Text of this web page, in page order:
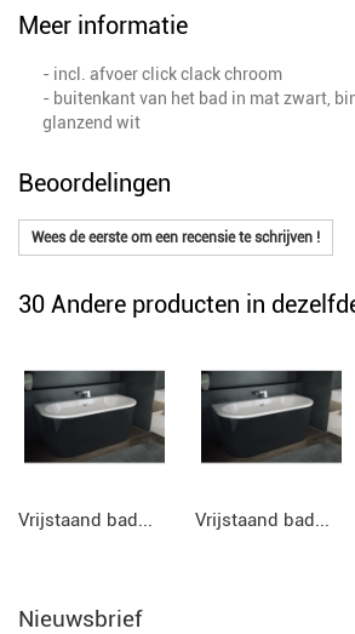
Meer informatie
- incl. afvoer click clack chroom
- buitenkant van het bad in mat zwart,
glanzend wit
Beoordelingen
Wees de eerste om een recensie te schrijven !
30 Andere producten in
Vrijstaand bad... Vrijstaand bad...
Nieuwsbrief